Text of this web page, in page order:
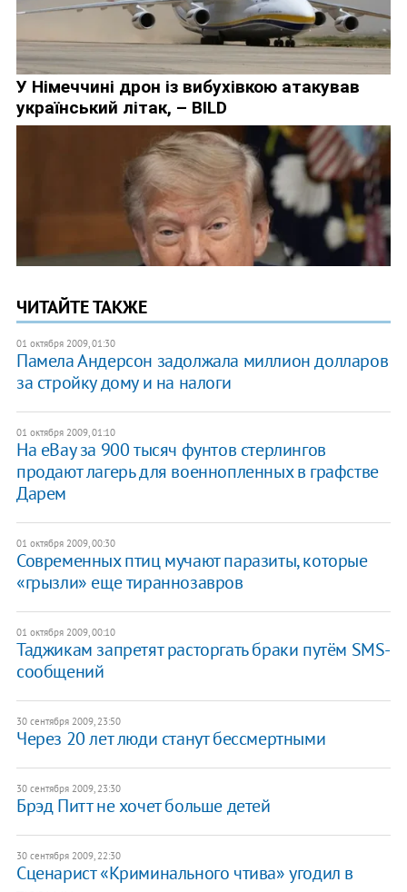
ЧИТАЙТЕ ТАКЖЕ
01 октября 2009, 01:30
Памела Андерсон задолжала миллион долларов
за стройку дому и на налоги
01 октября 2009, 01:10
На eBay за 900 тысяч фунтов стерлингов
продают лагерь для военнопленных в графстве
Дарем
01 октября 2009, 00:30
Современных птиц мучают паразиты, которые
«грызли» еще тираннозавров
01 октября 2009, 00:10
Таджикам запретят расторгать браки путём SMS-
сообщений
30 сентября 2009, 23:50
Через 20 лет люди станут бессмертными
30 сентября 2009, 23:30
Брэд Питт не хочет больше детей
30 сентября 2009, 22:30
Сценарист «Криминального чтива» угодил в